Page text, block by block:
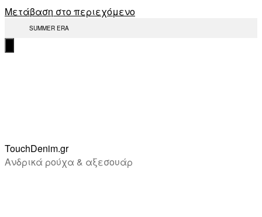
Μετάβαση στο περιεχόμενο
SUMMER ERA
TouchDenim.gr
Ανδρικά ρούχα & αξεσουάρ